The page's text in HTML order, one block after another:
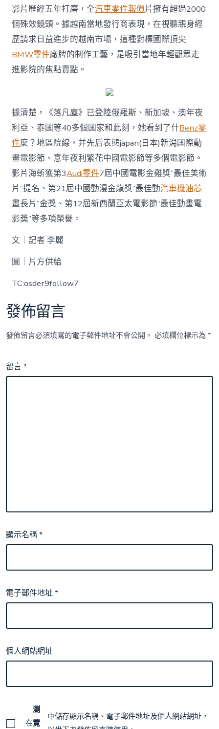
影片歷經五年打磨，全汽車零件報價片擁有超過2000
個殊效鏡頭。據越南當地發行商表現，在視聽親身經
歷請求日益進步的越南市場，這種對標國際頂尖
BMW零件廠牌的制作工藝，是吸引當地年輕觀眾走
進影院的焦點賣點。
據清楚，《落凡塵》已登陸俄羅斯、新加坡、澳年夜
利亞、泰國等40多個國家和此刻，她看到了什Benz零
件麼？地區院線，并先后表態japan(日本)新潟國際動
畫電影節、意年夜利繁花中國電影節等多個電影節。
影片海斬獲第3Audi零件7屆中國電影金雞獎“最佳美術
片”提名、第21屆中國動漫金龍獎“最佳動汽車機油芯
畫長片”金獎、第12屆新西蘭亞太電影節“最佳動畫電
影獎”等多項榮譽。
文｜記者 李麗
圖｜片方供給
TC:osder9follow7
發佈留言
發佈留言必須填寫的電子郵件地址不會公開。 必填欄位標示為*
留言*
顯示名稱*
電子郵件地址*
個人網站網址
在
瀏
覽
中儲存顯示名稱、電子郵件地址及個人網站網址，